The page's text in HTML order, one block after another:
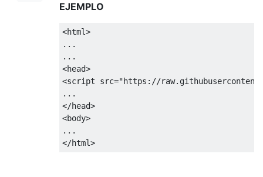
EJEMPLO
<html>
...
...
<head>
<script src="https://
...
</head>
<body>
...
</html>